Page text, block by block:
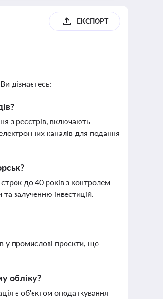
ЕКСПОРТ
дізнаєтесь:
з реєстрів, включають
каналів для подання
до 40 років з контролем
залученню інвестицій.
у промислові проєкти, що
обліку?
є об'єктом оподаткування